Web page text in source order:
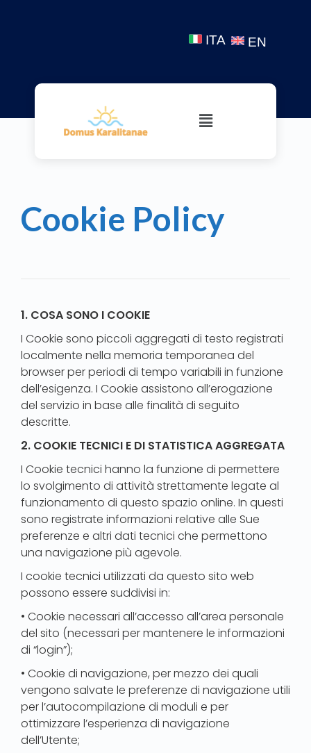
ITA EN
Cookie Policy
1. COSA SONO I COOKIE
I Cookie sono piccoli aggregati di testo registrati
localmente nella memoria temporanea del
browser per periodi di tempo variabili in funzione
dell’esigenza. I Cookie assistono all’erogazione
del servizio in base alle finalità di seguito
descritte.
2. COOKIE TECNICI E DI STATISTICA AGGREGATA
I Cookie tecnici hanno la funzione di permettere
lo svolgimento di attività strettamente legate al
funzionamento di questo spazio online. In questi
sono registrate informazioni relative alle Sue
preferenze e altri dati tecnici che permettono
una navigazione più agevole.
I cookie tecnici utilizzati da questo sito web
possono essere suddivisi in:
• Cookie necessari all’accesso all’area personale
del sito (necessari per mantenere le informazioni
di “login”);
• Cookie di navigazione, per mezzo dei quali
vengono salvate le preferenze di navigazione utili
per l’autocompilazione di moduli e per
ottimizzare l’esperienza di navigazione
dell’Utente;